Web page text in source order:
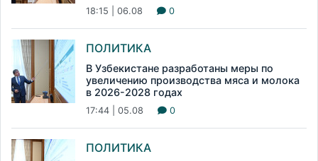
18:15 | 06.08 0
ПОЛИТИКА
В Узбекистане разработаны меры по
увеличению производства мяса и молока
в 2026-2028 годах
17:44 | 05.08 0
ПОЛИТИКА